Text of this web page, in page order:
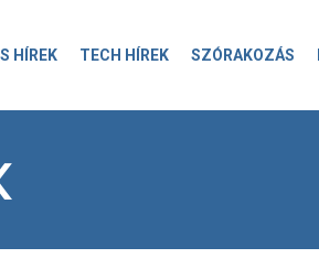
HÍREK TECH HÍREK SZÓRAKOZÁS